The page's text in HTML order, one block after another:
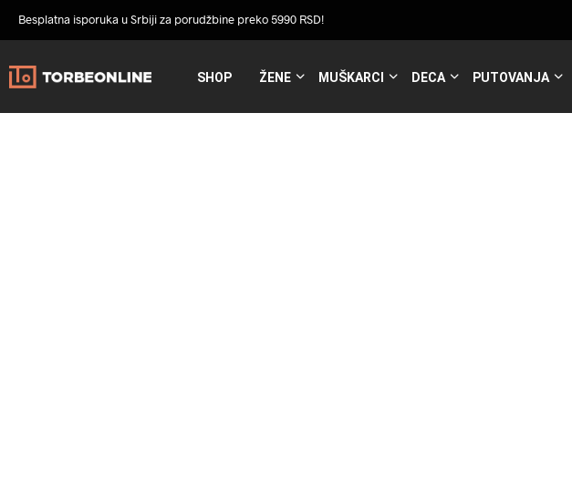
Besplatna isporuka u Srbiji za porudžbine preko 5990 RSD!
SHOP ŽENE MUŠKARCI DECA PUTOVANJA